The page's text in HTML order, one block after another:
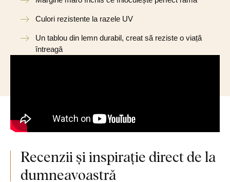
Culori rezistente la razele UV
Un tablou din lemn durabil, creat să reziste o viață
întreagă
Recenzii și inspirație direct de la
dumneavoastră